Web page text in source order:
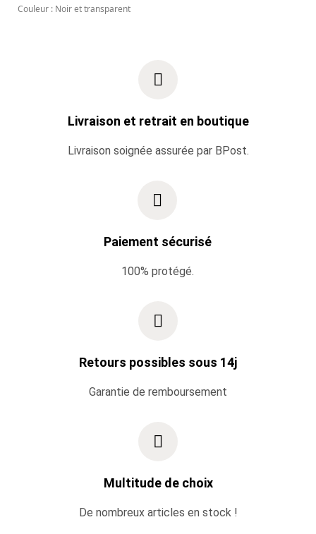
Couleur : Noir et transparent
Livraison et retrait en boutique
Livraison soignée assurée par BPost.
Paiement sécurisé
100% protégé.
Retours possibles sous 14j
Garantie de remboursement
Multitude de choix
De nombreux articles en stock !